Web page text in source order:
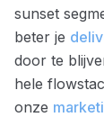
sunset
beter je
door te
hele
onze